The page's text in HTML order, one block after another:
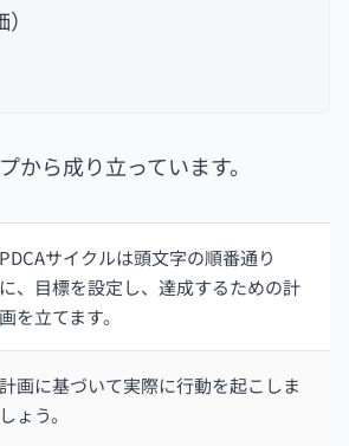
から成り立っています。
PDCAサイクルは頭文字の順番通り
に、目標を設定し、達成するための計
画を立てます。
計画に基づいて実際に行動を起こしま
しょう。